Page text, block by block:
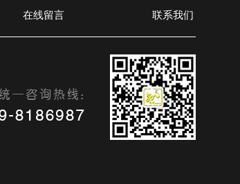
在线留言 联系我们